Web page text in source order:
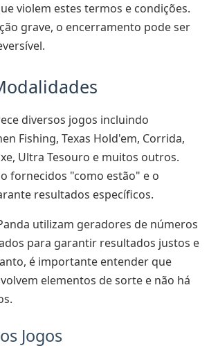
violem estes termos e condições.
grave, o encerramento pode ser
diversos jogos incluindo
Fishing, Texas Hold'em, Corrida,
Ultra Tesouro e muitos outros.
fornecidos "como estão" e o
resultados específicos.
utilizam geradores de números
para garantir resultados justos e
é importante entender que
elementos de sorte e não há
Jogos